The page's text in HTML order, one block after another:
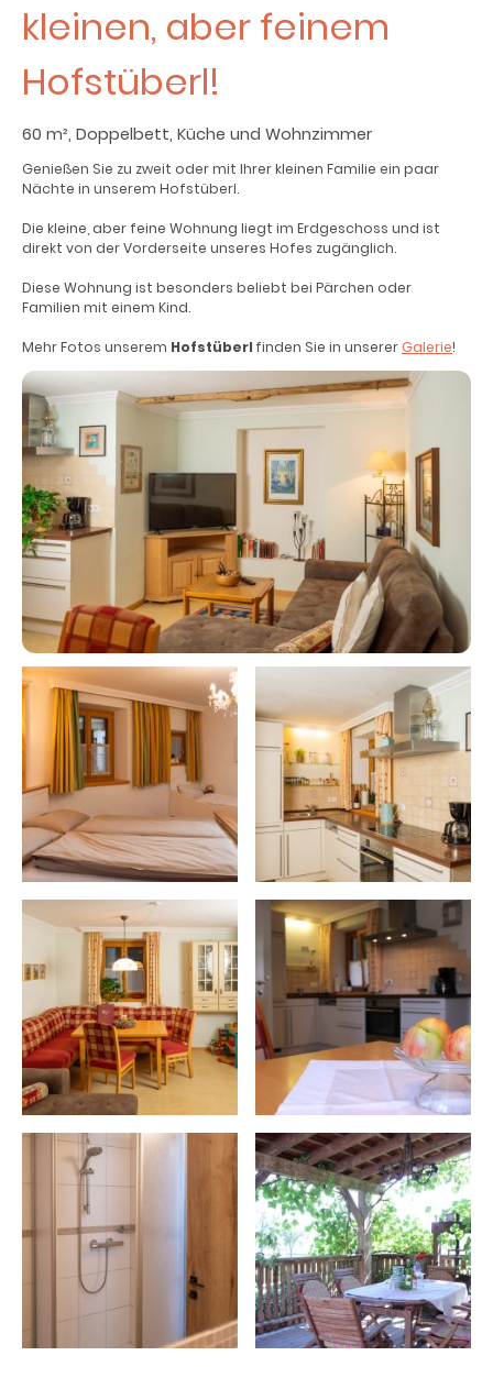
60 m², Doppelbett, Küche und Wohnzimmer
kleinen, aber feinem
Hofstüberl!
Genießen Sie zu zweit oder mit Ihrer kleinen Familie ein paar
Nächte in unserem Hofstüberl.
Die kleine, aber feine Wohnung liegt im Erdgeschoss und ist
direkt von der Vorderseite unseres Hofes zugänglich.
Diese Wohnung ist besonders beliebt bei Pärchen oder
Familien mit einem Kind.
Mehr Fotos unserem Hofstüberl finden Sie in unserer Galerie!